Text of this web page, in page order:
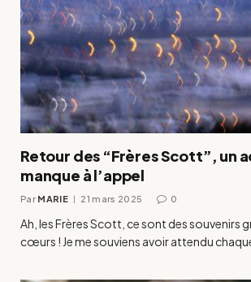
Retour des “Frères Scott”, un
manque à l’appel
Par MARIE 21 mars 2025 0
Ah, les Frères Scott, ce sont des souvenirs
cœurs ! Je me souviens avoir attendu